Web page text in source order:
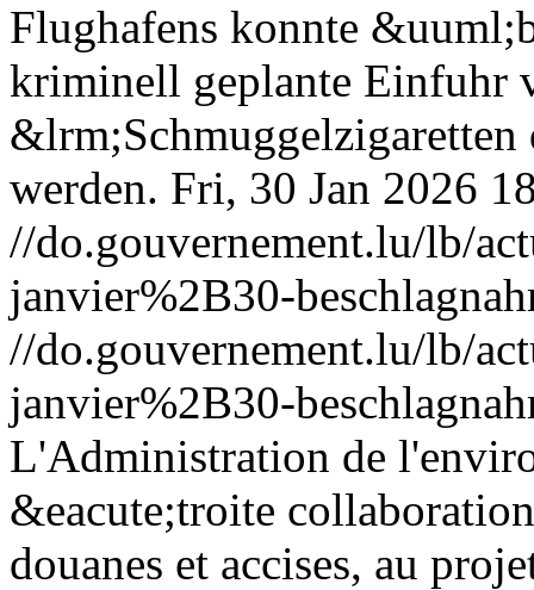
Flughafens konnte
kriminell geplante Einfuhr
werden. Fri, 30 Jan 2026
//do.gouvernement.lu/lb/
janvier%2B30-
//do.gouvernement.lu/lb/
janvier%2B30-
L'Administration de
&eacute;troite
douanes et accises, au